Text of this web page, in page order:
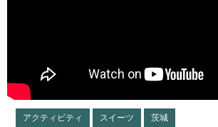
アクティビティ スイーツ 茨城